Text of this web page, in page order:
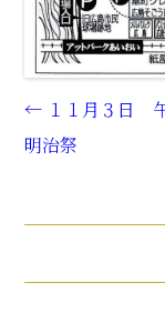
Post
← １１月３日
明治祭